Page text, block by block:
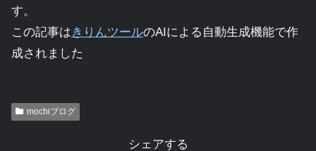
す。
この記事はきりんツールのAIによる自動生成機能で作
成されました
mochiブログ
シェアする